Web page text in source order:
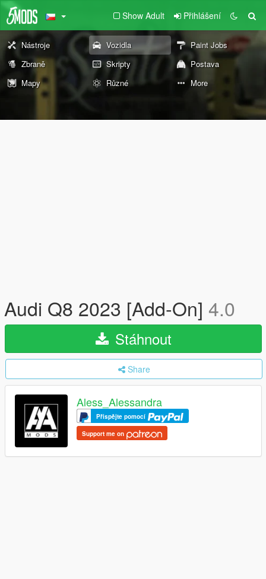
Show Adult Přihlášení
Nástroje Vozidla
Paint Jobs
Zbraně
Skripty
Postava
Mapy
Různé More
Audi Q8 2023 [Add-On] 4.0
Stáhnout
Share
Aless_Alessandra
Přispějte pomocí
Support me on